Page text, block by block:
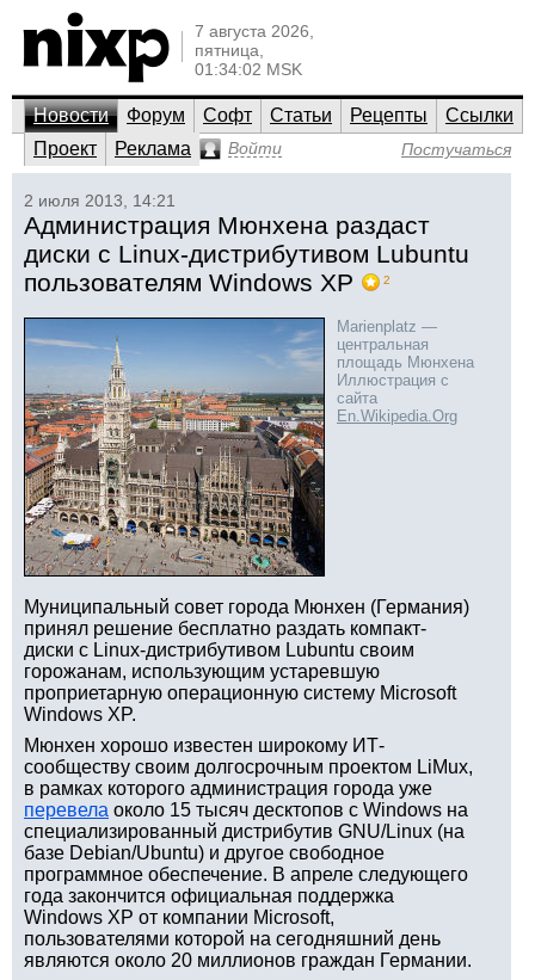
7 августа 2026,
пятница,
01:34:02 MSK
Новости Форум Софт Статьи Рецепты
Ссылки
Проект
Реклама Войти Постучаться
2 июля 2013, 14:21
Администрация Мюнхена раздаст
диски с Linux-дистрибутивом Lubuntu
пользователям Windows XP
2
Marienplatz —
центральная
площадь Мюнхена
Иллюстрация с
сайта
En.Wikipedia.Org
Муниципальный совет города Мюнхен (Германия)
принял решение бесплатно раздать компакт-
диски с Linux-дистрибутивом Lubuntu своим
горожанам, использующим устаревшую
проприетарную операционную систему Microsoft
Windows XP.
Мюнхен хорошо известен широкому ИТ-
сообществу своим долгосрочным проектом LiMux,
в рамках которого администрация города уже
перевела около 15 тысяч десктопов с Windows на
специализированный дистрибутив GNU/Linux (на
базе Debian/Ubuntu) и другое свободное
программное обеспечение. В апреле следующего
года закончится официальная поддержка
Windows XP от компании Microsoft,
пользователями которой на сегодняшний день
являются около 20 миллионов граждан Германии.